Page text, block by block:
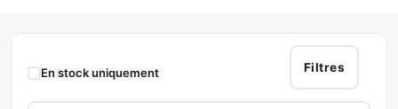
Foret
Acier
Conique
Filtres
En stock uniquement